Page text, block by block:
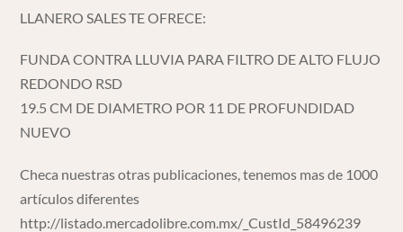
LLANERO SALES TE OFRECE:
FUNDA CONTRA LLUVIA PARA FILTRO DE ALTO FLUJO
REDONDO RSD
19.5 CM DE DIAMETRO POR 11 DE PROFUNDIDAD
NUEVO
Checa nuestras otras publicaciones, tenemos mas de 1000
artículos diferentes
http://listado.mercadolibre.com.mx/_CustId_58496239